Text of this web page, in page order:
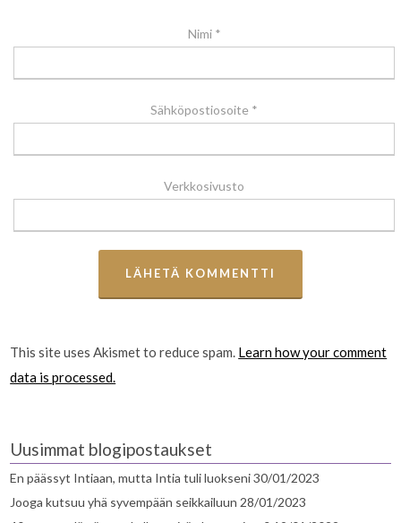
Nimi *
Sähköpostiosoite *
Verkkosivusto
This site uses Akismet to reduce spam. Learn how your comment
data is processed.
Uusimmat blogipostaukset
En päässyt Intiaan, mutta Intia tuli luokseni30/01/2023
Jooga kutsuu yhä syvempään seikkailuun 28/01/2023